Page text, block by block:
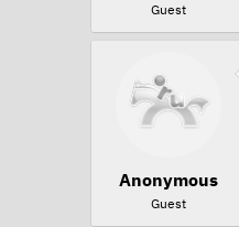
Guest
Anonymous
Guest